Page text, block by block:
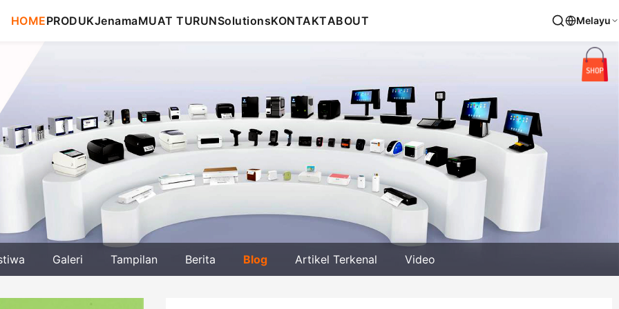
HOMEPRODUKJenamaMUAT TURUNSolutionsKONTAKTABOUT Melayu
Galeri Tampilan Berita Blog Artikel Terkenal Video